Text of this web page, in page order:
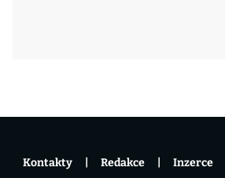
Kontakty Redakce Inzerce